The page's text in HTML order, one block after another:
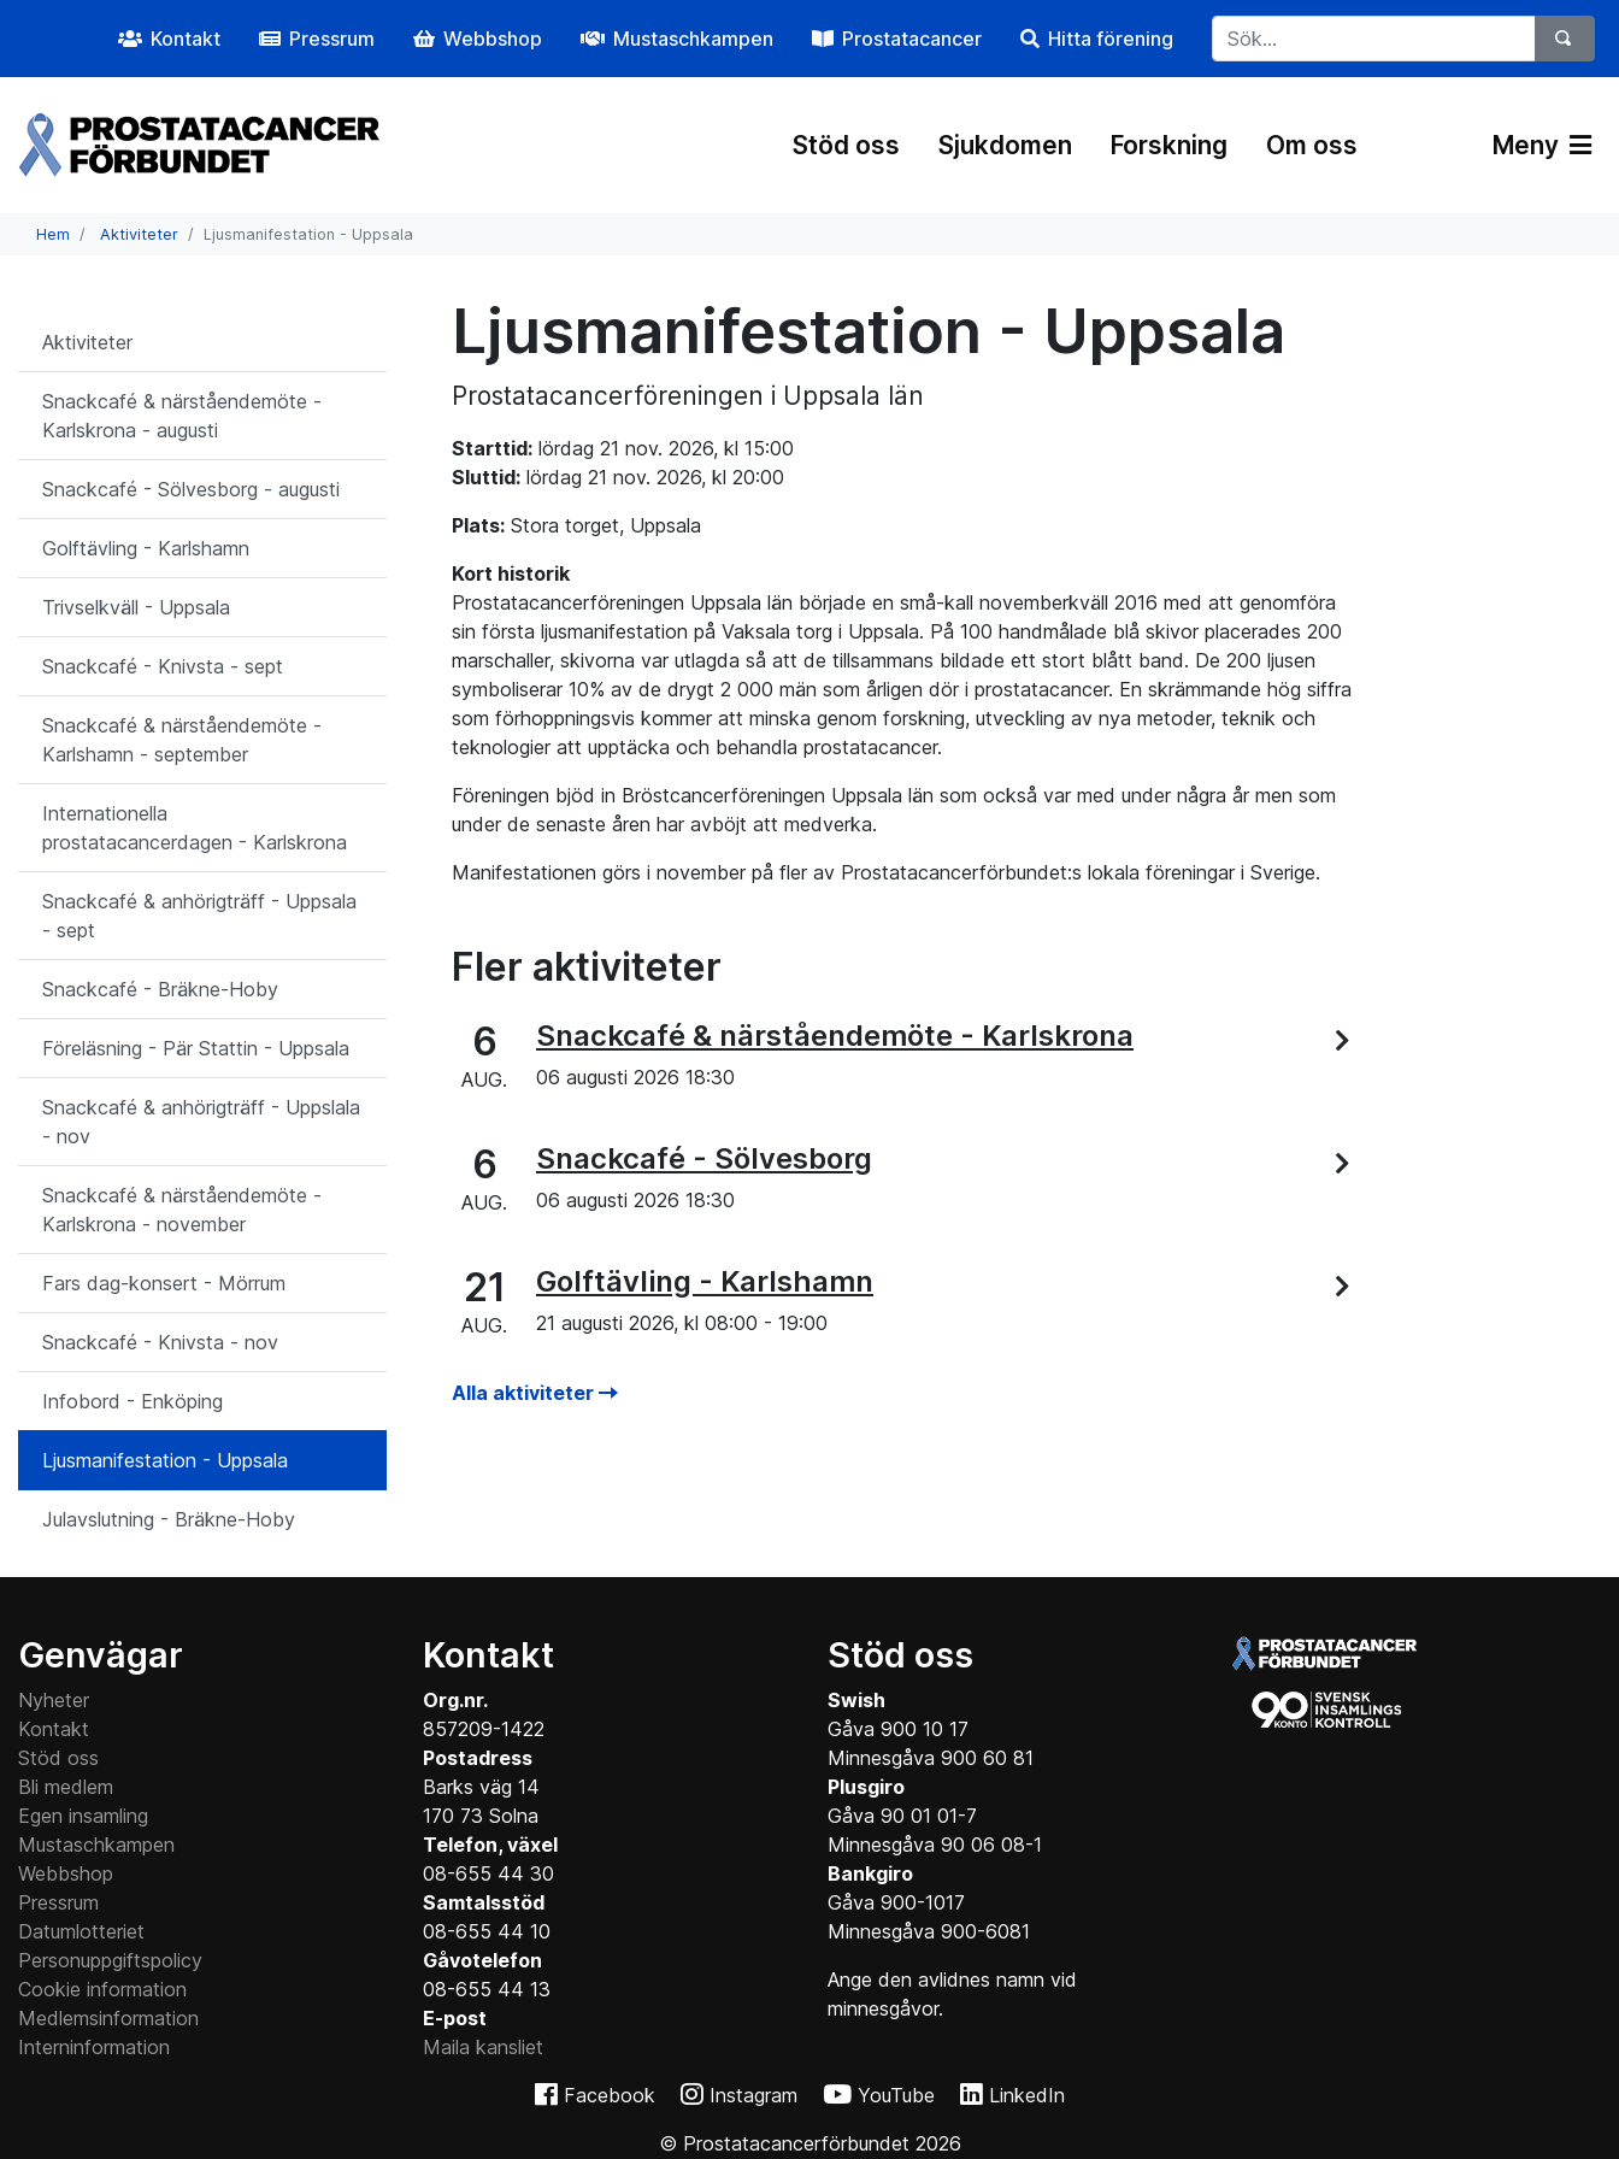
Kontakt Pressrum Webbshop Mustaschkampen Prostatacancer Hitta förening
Stöd oss Sjukdomen Forskning Om oss Meny
Hem Aktiviteter Ljusmanifestation - Uppsala
Aktiviteter
Snackcafé & närståendemöte -
Karlskrona - augusti
Snackcafé - Sölvesborg - augusti
Golftävling - Karlshamn
Trivselkväll - Uppsala
Snackcafé - Knivsta - sept
Snackcafé & närståendemöte -
Karlshamn - september
Internationella
prostatacancerdagen - Karlskrona
Snackcafé & anhörigträff - Uppsala
- sept
Snackcafé - Bräkne-Hoby
Föreläsning - Pär Stattin - Uppsala
Snackcafé & anhörigträff - Uppslala
- nov
Snackcafé & närståendemöte -
Karlskrona - november
Fars dag-konsert - Mörrum
Snackcafé - Knivsta - nov
Infobord - Enköping
Ljusmanifestation - Uppsala
Julavslutning - Bräkne-Hoby
Ljusmanifestation - Uppsala
Prostatacancerföreningen i Uppsala län
Starttid: lördag 21 nov. 2026, kl 15:00
Sluttid: lördag 21 nov. 2026, kl 20:00
Plats: Stora torget, Uppsala
Kort historik
Prostatacancerföreningen Uppsala län började en små-kall novemberkväll 2016 med att genomföra
sin första ljusmanifestation på Vaksala torg i Uppsala. På 100 handmålade blå skivor placerades 200
marschaller, skivorna var utlagda så att de tillsammans bildade ett stort blått band. De 200 ljusen
symboliserar 10% av de drygt 2 000 män som årligen dör i prostatacancer. En skrämmande hög siffra
som förhoppningsvis kommer att minska genom forskning, utveckling av nya metoder, teknik och
teknologier att upptäcka och behandla prostatacancer.
Föreningen bjöd in Bröstcancerföreningen Uppsala län som också var med under några år men som
under de senaste åren har avböjt att medverka.
Manifestationen görs i november på fler av Prostatacancerförbundet:s lokala föreningar i Sverige.
Fler aktiviteter
6
AUG.
Snackcafé & närståendemöte - Karlskrona
06 augusti 2026 18:30
6
AUG.
Snackcafé - Sölvesborg
06 augusti 2026 18:30
21
AUG.
Golftävling - Karlshamn
21 augusti 2026, kl 08:00 - 19:00
Alla aktiviteter
Genvägar
Nyheter
Kontakt
Stöd oss
Bli medlem
Egen insamling
Mustaschkampen
Webbshop
Pressrum
Datumlotteriet
Personuppgiftspolicy
Cookie information
Medlemsinformation
Interninformation
Kontakt
Org.nr.
857209-1422
Postadress
Barks väg 14
170 73 Solna
Telefon, växel
08-655 44 30
Samtalsstöd
08-655 44 10
Gåvotelefon
08-655 44 13
E-post
Maila kansliet
Stöd oss
Swish
Gåva 900 10 17
Minnesgåva 900 60 81
Plusgiro
Gåva 90 01 01-7
Minnesgåva 90 06 08-1
Bankgiro
Gåva 900-1017
Minnesgåva 900-6081
Ange den avlidnes namn vid
minnesgåvor.
Facebook Instagram YouTube
LinkedIn
© Prostatacancerförbundet 2026